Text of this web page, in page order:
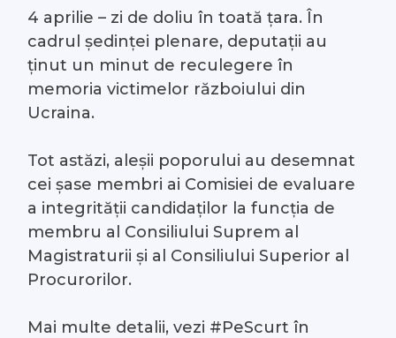
#Arhivă LIVE
Despre noi
4 aprilie – zi de doliu în toată țara. În
cadrul ședinței plenare, deputații au
ținut un minut de reculegere în
memoria victimelor războiului din
Ucraina.
Tot astăzi, aleșii poporului au desemnat
cei șase membri ai Comisiei de evaluare
a integrității candidaților la funcția de
membru al Consiliului Suprem al
Magistraturii și al Consiliului Superior al
Procurorilor.
Mai multe detalii, vezi #PeScurt în